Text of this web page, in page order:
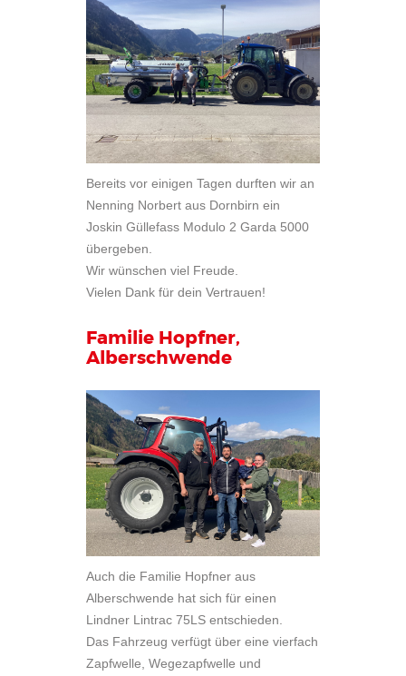
Bereits vor einigen Tagen durften wir an
Nenning Norbert aus Dornbirn ein
Joskin Güllefass Modulo 2 Garda 5000
übergeben.
Wir wünschen viel Freude.
Vielen Dank für dein Vertrauen!
Familie Hopfner,
Alberschwende
Auch die Familie Hopfner aus
Alberschwende hat sich für einen
Lindner Lintrac 75LS entschieden.
Das Fahrzeug verfügt über eine vierfach
Zapfwelle, Wegezapfwelle und